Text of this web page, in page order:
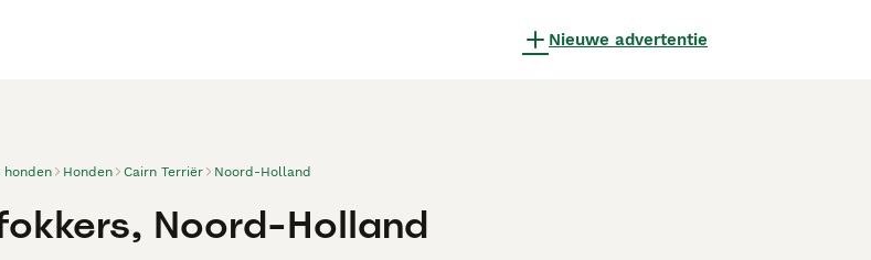
Nieuwe advertentie
honden Honden Cairn Terriër Noord-Holland
Noord-Holland